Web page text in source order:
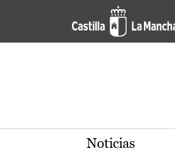
Pasar al contenido principal
Noticias